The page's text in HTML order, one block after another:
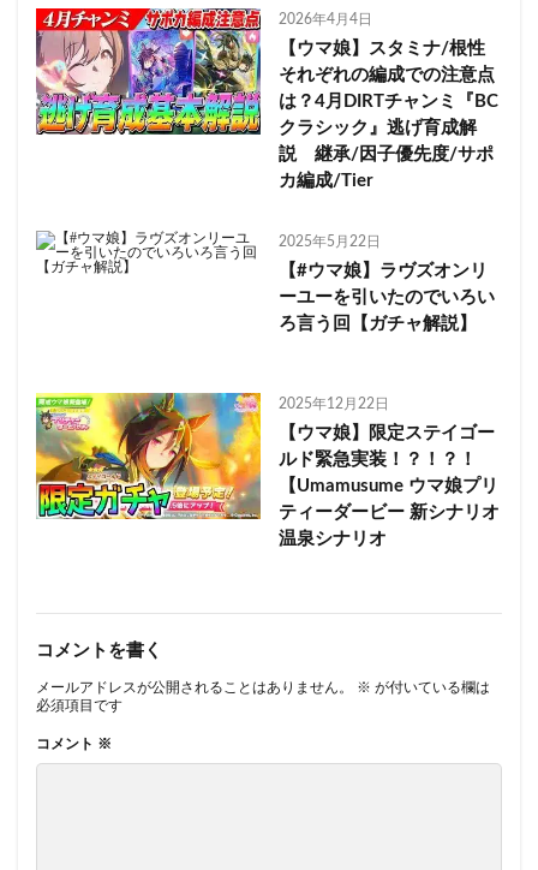
2026年4月4日
【ウマ娘】スタミナ/根性
それぞれの編成での注意点
は？4月DIRTチャンミ『BC
クラシック』逃げ育成解
説 継承/因子優先度/サポ
カ編成/Tier
2025年5月22日
【#ウマ娘】ラヴズオンリ
ーユーを引いたのでいろい
ろ言う回【ガチャ解説】
2025年12月22日
【ウマ娘】限定ステイゴー
ルド緊急実装！？！？！
【Umamusume ウマ娘プリ
ティーダービー 新シナリオ
温泉シナリオ
コメントを書く
メールアドレスが公開されることはありません。 ※ が付いている欄は
必須項目です
コメント ※